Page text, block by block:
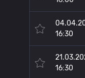
16:30
16:30